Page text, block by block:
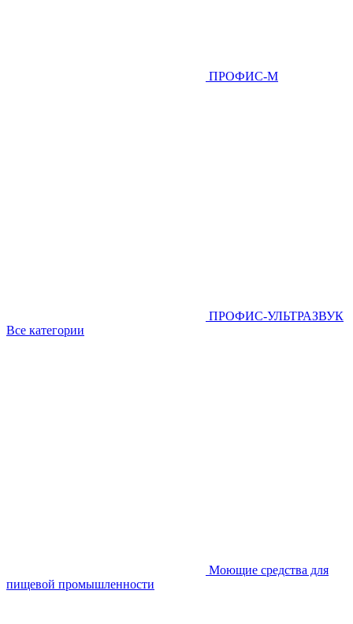
ПРОФИС-М
ПРОФИС-УЛЬТРАЗВУК
Все категории
Моющие средства для
пищевой промышленности